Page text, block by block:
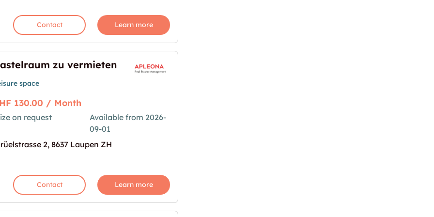
Contact Learn more
for "Bastelraum zu vermieten"
zu vermieten
space
130.00 / Month
on request
Available from 2026-
09-01
2, 8637 Laupen ZH
Contact Learn more